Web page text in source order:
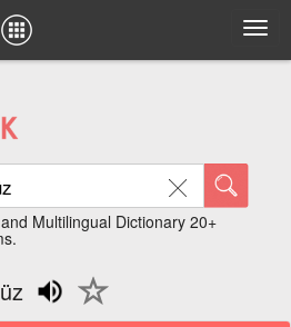
Multilingual Dictionary 20+